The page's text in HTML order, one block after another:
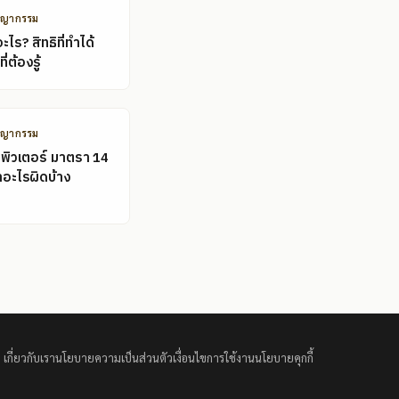
ากรรม
ไร? สิทธิที่ทำได้
ต้องรู้
ากรรม
วเตอร์ มาตรา 14
ะไรผิดบ้าง
เกี่ยวกับเรานโยบายความเป็นส่วนตัวเงื่อนไขการใช้งานนโยบายคุกกี้